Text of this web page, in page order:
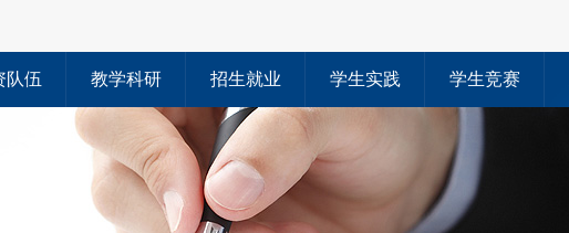
队伍 教学科研 招生就业 学生实践 学生竞赛